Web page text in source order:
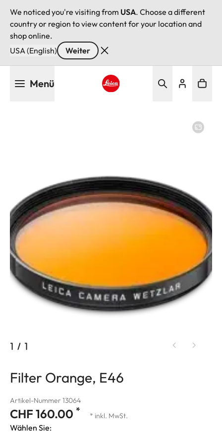
We noticed you're visiting from USA. Choose a different
country or region to view content for your location and
shop online.
USA (English)
Weiter
Menü
1 / 1
Filter Orange, E46
Artikel-Nummer 13064
CHF 160.00 * * inkl. MwSt.
Wählen Sie: